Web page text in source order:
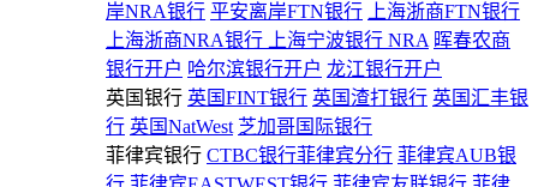
岸NRA银行 平安离岸FTN银行
上海浙商FTN银行
上海浙商NRA银行
上海宁波银行 NRA 晖春农商
银行开户 哈尔滨银行开户 龙江银行开户
英国银行 英国FINT银行 英国渣打银行 英国汇丰银
行 英国NatWest 芝加哥国际银行
菲律宾银行 CTBC银行菲律宾分行 菲律宾AUB银